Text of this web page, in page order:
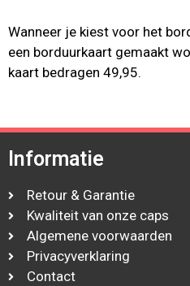
Wanneer je kiest voor het
een borduurkaart gemaakt
kaart bedragen 49,95.
Informatie
Retour & Garantie
Kwaliteit van onze caps
Algemene voorwaarden
Privacyverklaring
Contact